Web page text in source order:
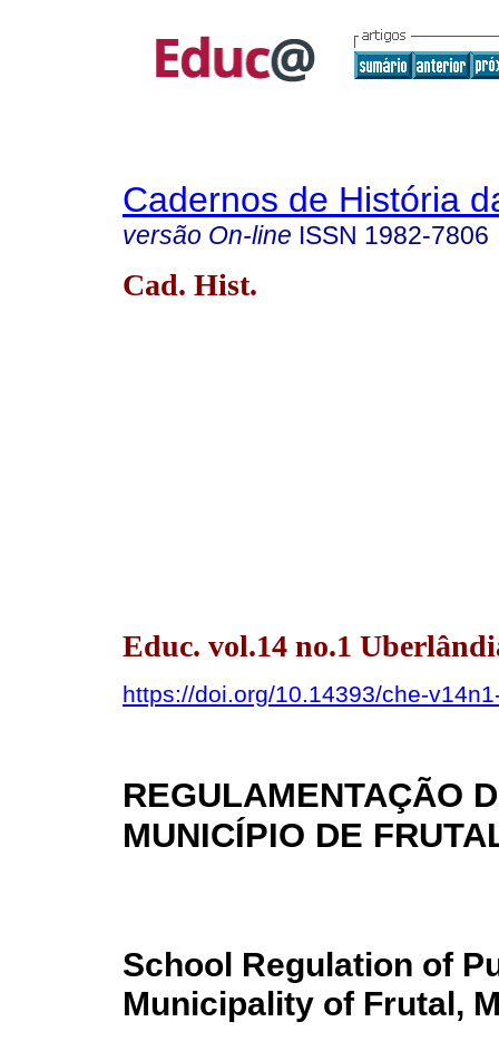
Cadernos de História
versão On-line ISSN 1982-7806
Cad. Hist.
Educ. vol.14 no.1
https://doi.org/10.14393/che-
REGULAMENTAÇÃO
MUNICÍPIO DE
School Regulation of
Municipality of Frutal,